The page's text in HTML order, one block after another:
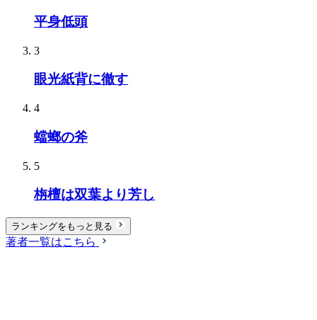
平身低頭
3
眼光紙背に徹す
4
蟷螂の斧
5
栴檀は双葉より芳し
ランキングをもっと見る
著者一覧はこちら